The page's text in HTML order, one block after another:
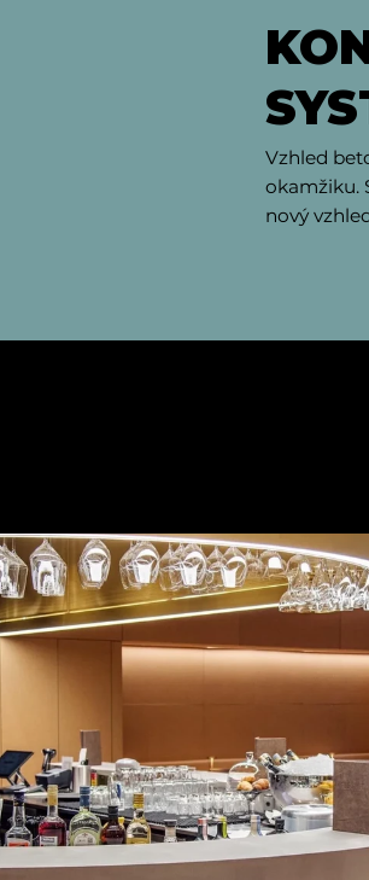
Vzhled
okamžiku.
nový